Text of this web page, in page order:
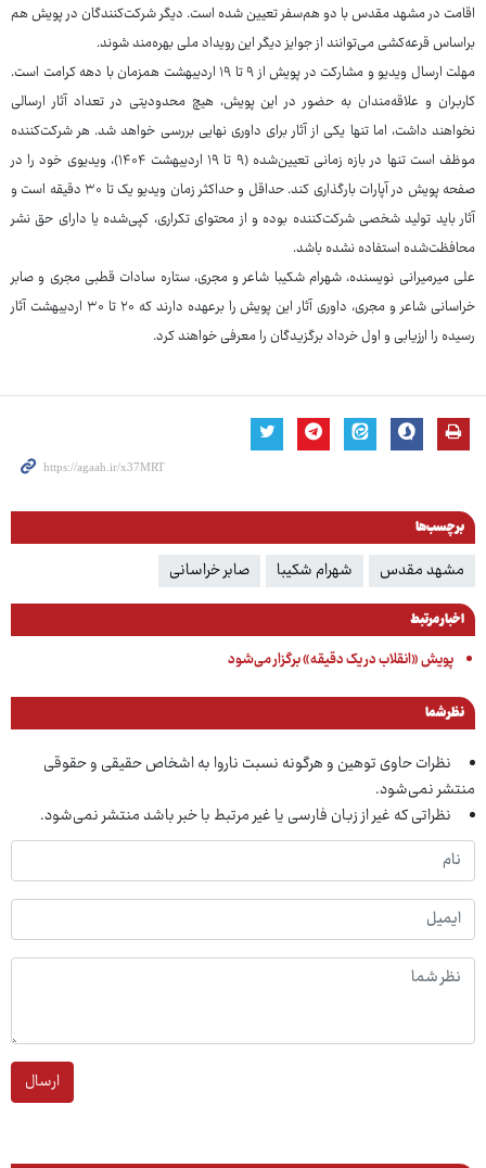
اقامت در مشهد مقدس با دو هم‌سفر تعیین شده است. دیگر شرکت‌کنندگان در پویش هم
براساس قرعه‌کشی می‌توانند از جوایز دیگر این رویداد ملی بهره‌مند شوند.
مهلت ارسال ویدیو و مشارکت در پویش از ۹ تا ۱۹ اردیبهشت همزمان با دهه کرامت است.
کاربران و علاقه‌مندان به حضور در این پویش، هیچ محدودیتی در تعداد آثار ارسالی
نخواهند داشت، اما تنها یکی از آثار برای داوری نهایی بررسی خواهد شد. هر شرکت‌کننده
موظف است تنها در بازه زمانی تعیین‌شده (۹ تا ۱۹ اردیبهشت ۱۴۰۴)، ویدیوی خود را در
صفحه پویش در آپارات بارگذاری کند. حداقل و حداکثر زمان ویدیو یک تا ۳۰ دقیقه است و
آثار باید تولید شخصی شرکت‌کننده بوده و از محتوای تکراری، کپی‌شده یا دارای حق نشر
محافظت‌شده استفاده نشده باشد.
علی میرمیرانی نویسنده، شهرام شکیبا شاعر و مجری، ستاره سادات قطبی مجری و صابر
خراسانی شاعر و مجری، داوری آثار این پویش را برعهده دارند که ۲۰ تا ۳۰ اردیبهشت آثار
رسیده را ارزیابی و اول خرداد برگزیدگان را معرفی خواهند کرد.
برچسب‌ها
مشهد مقدس شهرام شکیبا صابر خراسانی
اخبار مرتبط
پویش «انقلاب در یک دقیقه» برگزار می‌شود
نظر شما
نظرات حاوی توهین و هرگونه نسبت ناروا به اشخاص حقیقی و حقوقی
منتشر نمی‌شود.
نظراتی که غیر از زبان فارسی یا غیر مرتبط با خبر باشد منتشر نمی‌شود.
ارسال